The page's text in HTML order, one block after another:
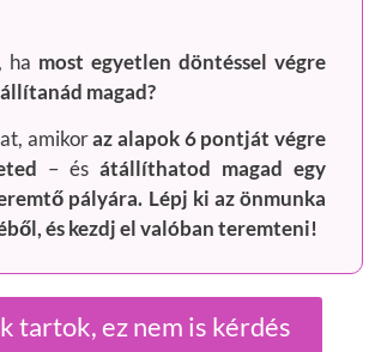
ha most egyetlen döntéssel végre
magad?
amikoraz alapok 6 pontját végre
– és átállíthatod magad egy
pályára. Lépj ki az önmunka
és kezdj el valóban teremteni!
tartok, ez nem is kérdés